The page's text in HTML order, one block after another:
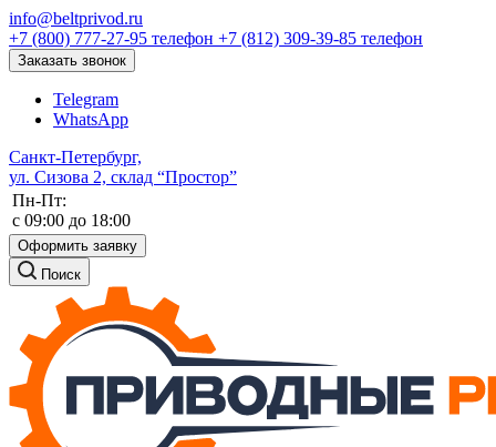
info@beltprivod.ru
+7 (800) 777-27-95 телефон +7 (812) 309-39-85 телефон
Заказать звонок
Telegram
WhatsApp
Санкт-Петербург,
ул. Сизова 2, склад “Простор”
Пн-Пт:
c 09:00 до 18:00
Оформить заявку
Поиск